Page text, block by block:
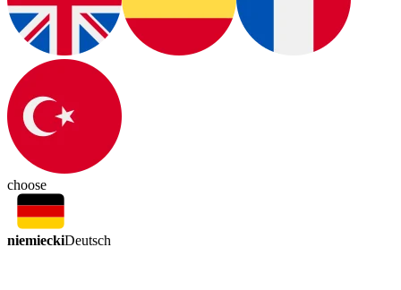
choose
niemieckiDeutsch